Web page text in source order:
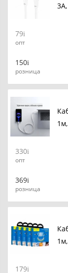
79
опт
150
розница
330
опт
369
розница
179